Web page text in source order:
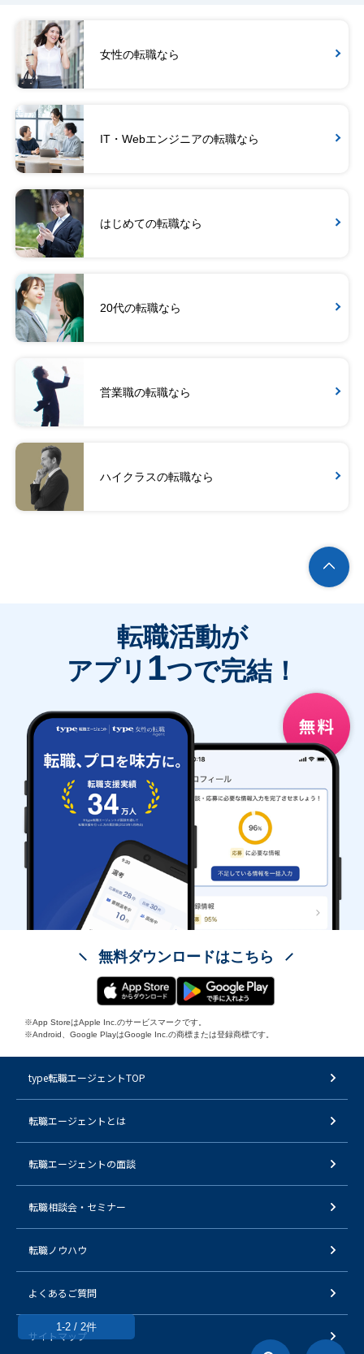
女性の転職なら
IT・Webエンジニアの転職なら
はじめての転職なら
20代の転職なら
営業職の転職なら
ハイクラスの転職なら
1-2 / 2件
転職活動が
アプリ 1つで完結！
無料ダウンロードはこちら
※App StoreはApple Inc.のサービスマークです。
※Android、Google PlayはGoogle Inc.の商標または登録商標です。
type転職エージェントTOP
転職エージェントとは
転職エージェントの面談
転職相談会・セミナー
転職ノウハウ
よくあるご質問
サイトマップ